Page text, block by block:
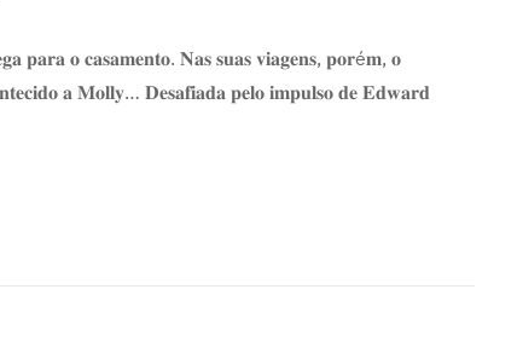
𝐩𝐚𝐫𝐚 𝐨 𝐜𝐚𝐬𝐚𝐦𝐞𝐧𝐭𝐨. 𝐍𝐚𝐬 𝐬𝐮𝐚𝐬 𝐯𝐢𝐚𝐠𝐞𝐧𝐬, 𝐩𝐨𝐫é𝐦, 𝐨
𝐚 𝐌𝐨𝐥𝐥𝐲… 𝐃𝐞𝐬𝐚𝐟𝐢𝐚𝐝𝐚 𝐩𝐞𝐥𝐨 𝐢𝐦𝐩𝐮𝐥𝐬𝐨 𝐝𝐞 𝐄𝐝𝐰𝐚𝐫𝐝